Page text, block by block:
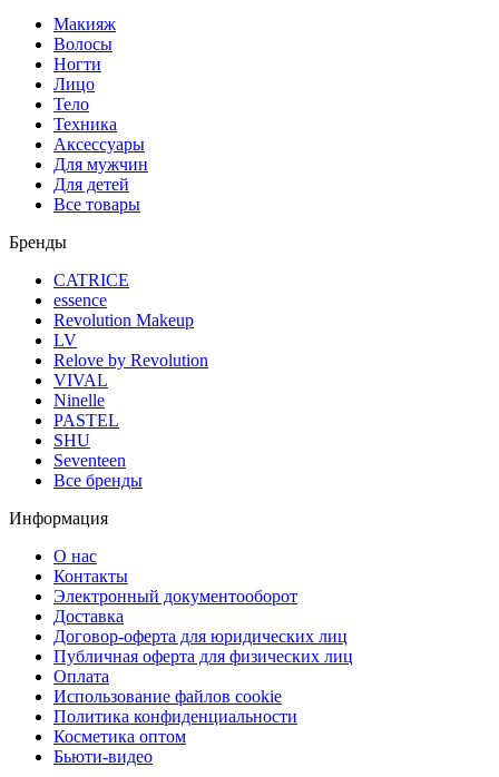
Макияж
Волосы
Ногти
Лицо
Тело
Техника
Аксессуары
Для мужчин
Для детей
Все товары
Бренды
CATRICE
essence
Revolution Makeup
LV
Relove by Revolution
VIVAL
Ninelle
PASTEL
SHU
Seventeen
Все бренды
Информация
О нас
Контакты
Электронный документооборот
Доставка
Договор-оферта для юридических лиц
Публичная оферта для физических лиц
Оплата
Использование файлов cookie
Политика конфиденциальности
Косметика оптом
Бьюти-видео